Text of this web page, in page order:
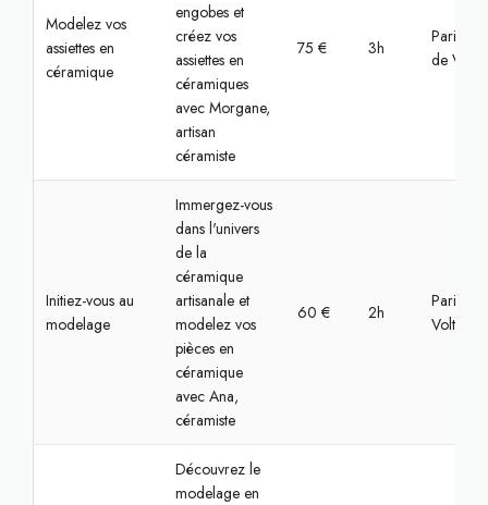
Modelez vos
assiettes en
céramique
engobes et
créez vos
assiettes en
céramiques
avec Morgane,
artisan
céramiste
75 € 3h
Paris,
de Ville
Initiez-vous au
modelage
Immergez-vous
dans l'univers
de la
céramique
artisanale et
modelez vos
pièces en
céramique
avec Ana,
céramiste
60 € 2h
Paris,
Voltaire
Découvrez le
modelage en